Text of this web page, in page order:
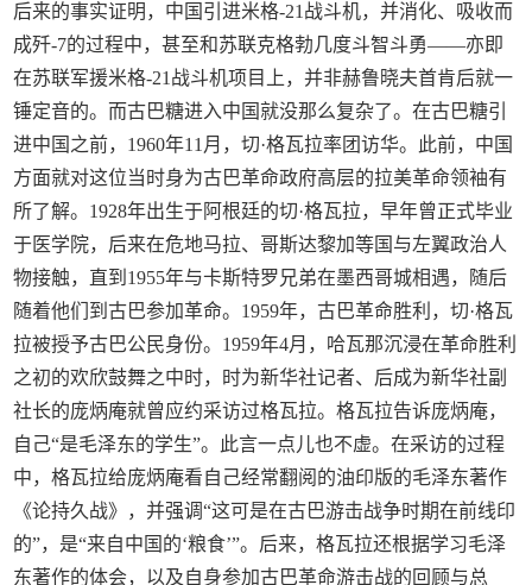
后来的事实证明，中国引进米格-21战斗机，并消化、吸收而
成歼-7的过程中，甚至和苏联克格勃几度斗智斗勇——亦即
在苏联军援米格-21战斗机项目上，并非赫鲁晓夫首肯后就一
锤定音的。而古巴糖进入中国就没那么复杂了。在古巴糖引
进中国之前，1960年11月，切·格瓦拉率团访华。此前，中国
方面就对这位当时身为古巴革命政府高层的拉美革命领袖有
所了解。1928年出生于阿根廷的切·格瓦拉，早年曾正式毕业
于医学院，后来在危地马拉、哥斯达黎加等国与左翼政治人
物接触，直到1955年与卡斯特罗兄弟在墨西哥城相遇，随后
随着他们到古巴参加革命。1959年，古巴革命胜利，切·格瓦
拉被授予古巴公民身份。1959年4月，哈瓦那沉浸在革命胜利
之初的欢欣鼓舞之中时，时为新华社记者、后成为新华社副
社长的庞炳庵就曾应约采访过格瓦拉。格瓦拉告诉庞炳庵，
自己“是毛泽东的学生”。此言一点儿也不虚。在采访的过程
中，格瓦拉给庞炳庵看自己经常翻阅的油印版的毛泽东著作
《论持久战》，并强调“这可是在古巴游击战争时期在前线印
的”，是“来自中国的‘粮食’”。后来，格瓦拉还根据学习毛泽
东著作的体会，以及自身参加古巴革命游击战的回顾与总